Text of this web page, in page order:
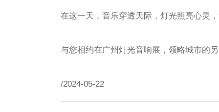
在这一天，音乐穿透天际，灯光照亮心灵
与您相约在广州灯光音响展，领略城市的
/2024-05-22